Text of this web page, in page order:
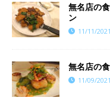
無名店の
ン
11/11/2021
無名店の
11/09/2021